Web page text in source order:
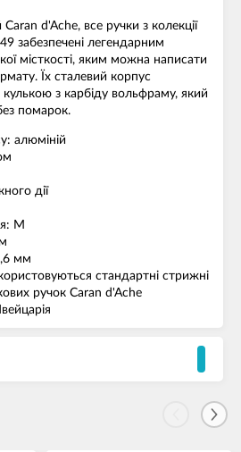
d'Ache, все ручки з колекції
забезпечені легендарним
місткості, яким можна написати
Їх сталевий корпус
з карбіду вольфраму, який
помарок.
алюміній
дії
M
мм
стандартні стрижні
ручок Caran d'Ache